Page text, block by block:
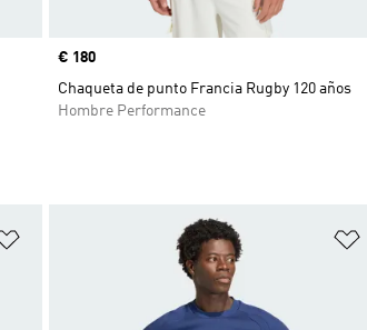
Precio
€ 180
Chaqueta de punto Francia Rugby 120 años
Hombre Performance
Añadir a la lista de deseos